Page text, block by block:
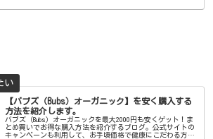
【バブズ（Bubs）オーガニック】を安く購入する
方法を紹介します。
バブズ（Bubs）オーガニックを最大2000円も安くゲット！ま
とめ買いでお得な購入方法を紹介するブログ。公式サイトの
キャンペーンも利用して、お手頃価格で健康にこだわる方に